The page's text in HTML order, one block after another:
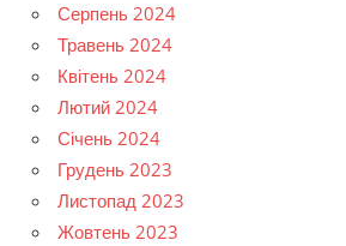
Серпень 2024
Травень 2024
Квітень 2024
Лютий 2024
Січень 2024
Грудень 2023
Листопад 2023
Жовтень 2023